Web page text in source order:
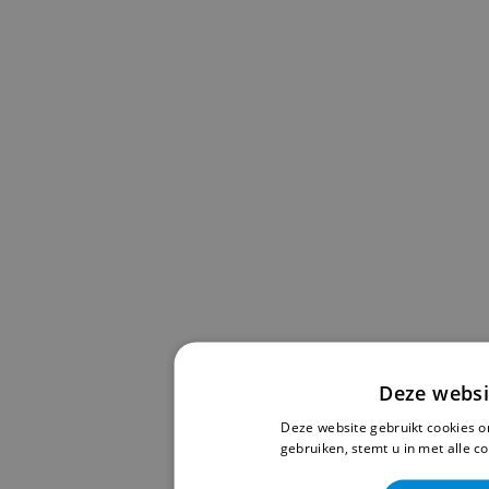
Deze
Deze website gebruikt cookies
gebruiken, stemt u in met alle